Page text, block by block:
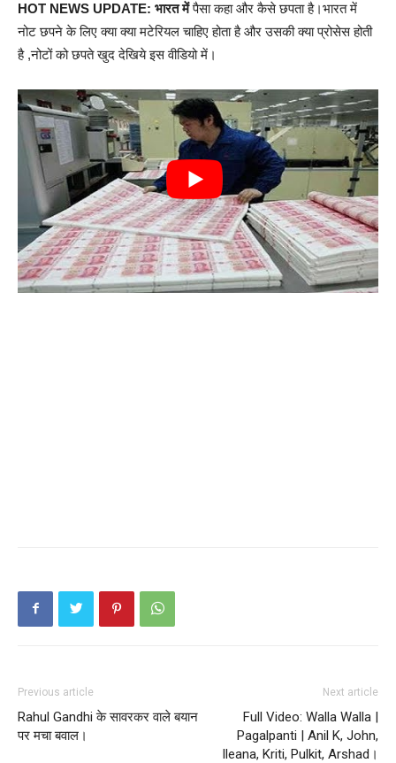
HOT NEWS UPDATE: भारत मेंपैसा कहा और कैसे छपता है।भारत में
नोट छपने के लिए क्या क्या मटेरियल चाहिए होता है और उसकी क्या प्रोसेस होती
है ,नोटों को छपते खुद देखिये इस वीडियो में।
Previous article
Rahul Gandhi के सावरकर वाले बयान
पर मचा बवाल।
Next article
Full Video: Walla Walla |
Pagalpanti | Anil K, John,
Ileana, Kriti, Pulkit, Arshad।